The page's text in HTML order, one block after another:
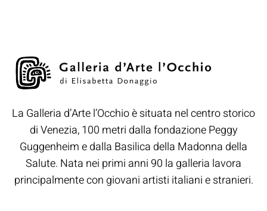
La Galleria d’Arte l’Occhio è situata nel centro storico
di Venezia, 100 metri dalla fondazione Peggy
Guggenheim e dalla Basilica della Madonna della
Salute. Nata nei primi anni 90 la galleria lavora
principalmente con giovani artisti italiani e stranieri.